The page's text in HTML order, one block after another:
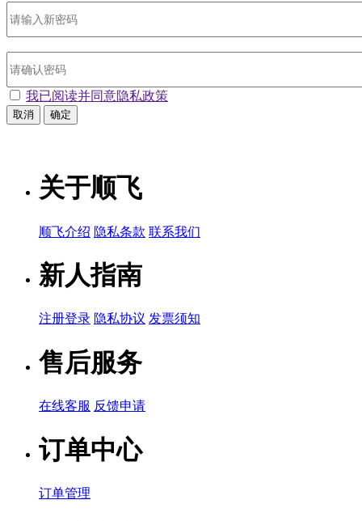
我已阅读并同意隐私政策
取消 确定
关于顺飞
顺飞介绍 隐私条款 联系我们
新人指南
注册登录 隐私协议 发票须知
售后服务
在线客服 反馈申请
订单中心
订单管理